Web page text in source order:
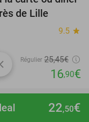
22,50€
de Lille
9.5 star
Régulier 25,45€
16,90€
favorite_border
à la carte près